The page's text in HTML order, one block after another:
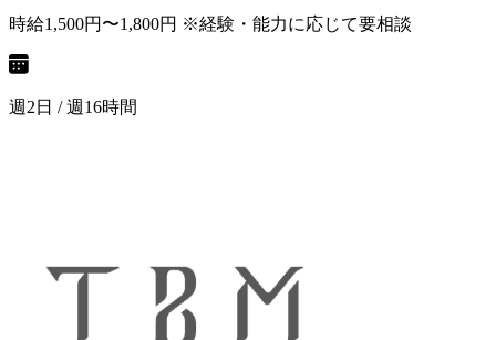
時給1,500円〜1,800円 ※経験・能力に応じて要相談
週2日 / 週16時間